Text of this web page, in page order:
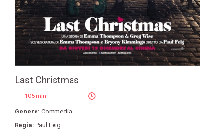
Last Christmas
105 min
Genere: Commedia
Regia: Paul Feig